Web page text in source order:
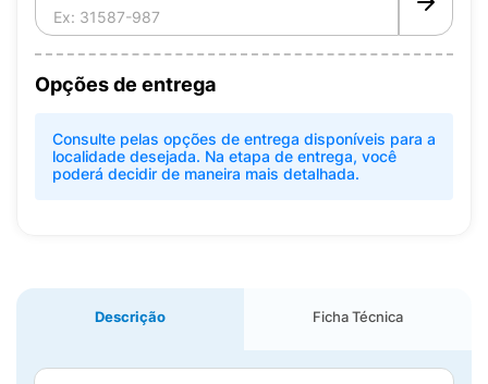
Opções de entrega
Consulte pelas opções de entrega disponíveis para a
localidade desejada. Na etapa de entrega, você
poderá decidir de maneira mais detalhada.
Descrição Ficha Técnica